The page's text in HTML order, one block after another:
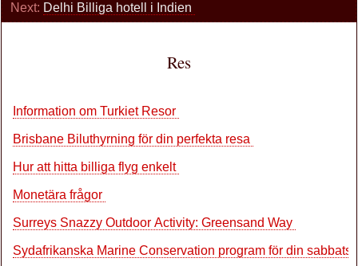
Next: Delhi Billiga hotell i Indien
Res
Information om Turkiet Resor
Brisbane Biluthyrning för din perfekta resa
Hur att hitta billiga flyg enkelt
Monetära frågor
Surreys Snazzy Outdoor Activity: Greensand Way
Sydafrikanska Marine Conservation program för din